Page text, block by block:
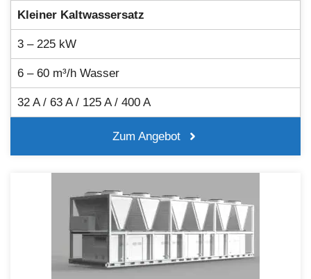
Kleiner Kaltwassersatz
3 – 225 kW
6 – 60 m³/h Wasser
32 A / 63 A / 125 A / 400 A
Zum Angebot